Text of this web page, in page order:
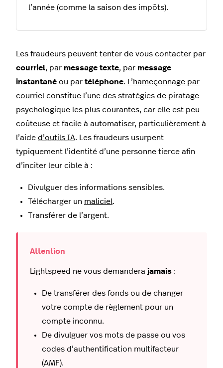
l’année (comme la saison des impôts).
Les fraudeurs peuvent tenter de vous contacter par
courriel, par message texte, par message
instantané ou par téléphone.
L’hameçonnage par
courriel constitue l’une des stratégies de piratage
psychologique les plus courantes, car elle est peu
coûteuse et facile à automatiser, particulièrement à
l’aide d’outils IA. Les fraudeurs usurpent
typiquement l’identité d’une personne tierce afin
d’inciter leur cible à :
Divulguer des informations sensibles.
Télécharger un maliciel.
Transférer de l’argent.
Lightspeed ne vous demandera jamais :
De transférer des fonds ou de changer
votre compte de règlement pour un
compte inconnu.
De divulguer vos mots de passe ou vos
codes d’authentification multifacteur
(AMF).